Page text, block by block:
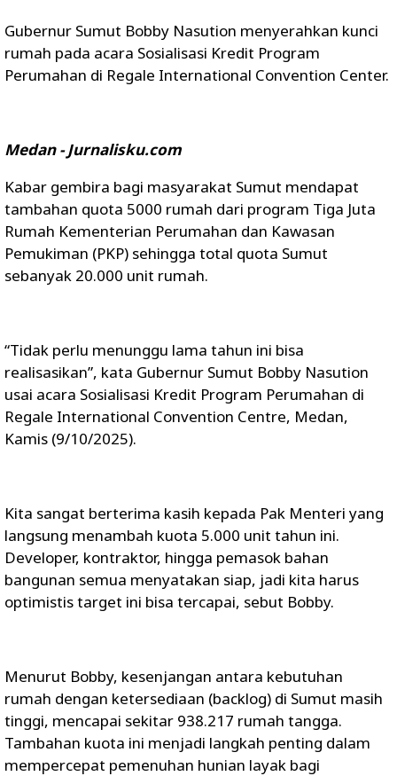
Gubernur Sumut Bobby Nasution menyerahkan kunci
rumah pada acara Sosialisasi Kredit Program
Perumahan di Regale International Convention Center.
Medan - Jurnalisku.com
Kabar gembira bagi masyarakat Sumut mendapat
tambahan quota 5000 rumah dari program Tiga Juta
Rumah Kementerian Perumahan dan Kawasan
Pemukiman (PKP) sehingga total quota Sumut
sebanyak 20.000 unit rumah.
“Tidak perlu menunggu lama tahun ini bisa
realisasikan”, kata Gubernur Sumut Bobby Nasution
usai acara Sosialisasi Kredit Program Perumahan di
Regale International Convention Centre, Medan,
Kamis (9/10/2025).
Kita sangat berterima kasih kepada Pak Menteri yang
langsung menambah kuota 5.000 unit tahun ini.
Developer, kontraktor, hingga pemasok bahan
bangunan semua menyatakan siap, jadi kita harus
optimistis target ini bisa tercapai, sebut Bobby.
Menurut Bobby, kesenjangan antara kebutuhan
rumah dengan ketersediaan (backlog) di Sumut masih
tinggi, mencapai sekitar 938.217 rumah tangga.
Tambahan kuota ini menjadi langkah penting dalam
mempercepat pemenuhan hunian layak bagi